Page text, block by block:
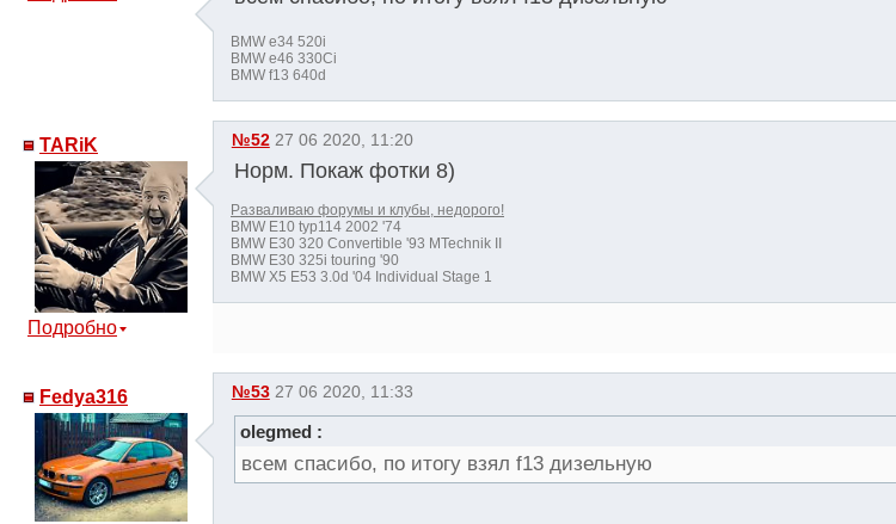
BMW e34 520i
BMW e46 330Ci
BMW f13 640d
TARiK
Подробно
№52 27 06 2020, 11:20
Норм. Покаж фотки 8)
Разваливаю форумы и клубы, недорого!
BMW E10 typ114 2002 '74
BMW E30 320 Convertible '93 MTechnik II
BMW E30 325i touring '90
BMW X5 E53 3.0d '04 Individual Stage 1
Fedya316 №53 27 06 2020, 11:33
olegmed :
всем спасибо, по итогу взял f13 дизельную